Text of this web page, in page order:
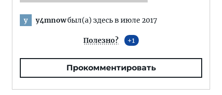
y y4mnowбыл(а) здесь в июле 2017
Полезно? 1
Прокомментировать